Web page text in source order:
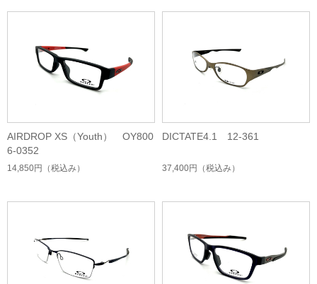
AIRDROP XS（Youth） OY800
6-0352
14,850円 （税込み）
DICTATE4.1 12-361
37,400円 （税込み）